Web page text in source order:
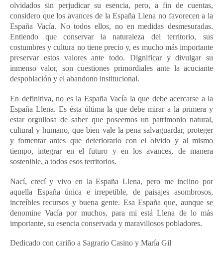
olvidados sin perjudicar su esencia, pero, a fin de cuentas,
considero que los avances de la España Llena no favorecen a la
España Vacía. No todos ellos, no en medidas desmesuradas.
Entiendo que conservar la naturaleza del territorio, sus
costumbres y cultura no tiene precio y, es mucho más importante
preservar estos valores ante todo. Dignificar y divulgar su
inmenso valor, son cuestiones primordiales ante la acuciante
despoblación y el abandono institucional.
En definitiva, no es la España Vacía la que debe acercarse a la
España Llena. Es ésta última la que debe mirar a la primera y
estar orgullosa de saber que poseemos un patrimonio natural,
cultural y humano, que bien vale la pena salvaguardar, proteger
y fomentar antes que deteriorarlo con el olvido y al mismo
tiempo, integrar en el futuro y en los avances, de manera
sostenible, a todos esos territorios.
Nací, crecí y vivo en la España Llena, pero me inclino por
aquella España única e irrepetible, de paisajes asombrosos,
increíbles recursos y buena gente. Esa España que, aunque se
denomine Vacía por muchos, para mi está Llena de lo más
importante, su esencia conservada y maravillosos pobladores.
Dedicado con cariño a Sagrario Casino y María Gil